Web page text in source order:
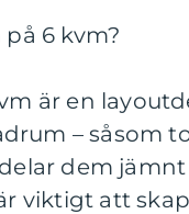
6 kvm?
är en
– såsom
dem
viktigt att